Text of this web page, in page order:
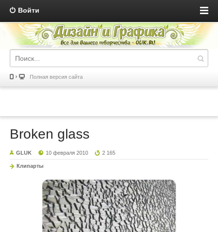
Войти
Полная версия сайта
Broken glass
GLUK 10 февраля 2010 2 165
Клипарты